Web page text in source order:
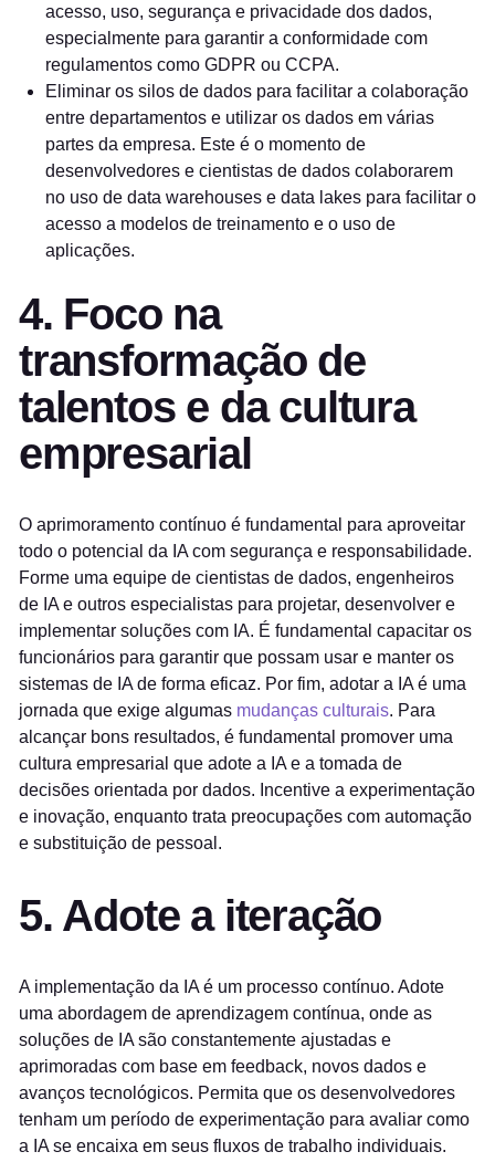
acesso, uso, segurança e privacidade dos dados,
especialmente para garantir a conformidade com
regulamentos como GDPR ou CCPA.
Eliminar os silos de dados para facilitar a colaboração
entre departamentos e utilizar os dados em várias
partes da empresa. Este é o momento de
desenvolvedores e cientistas de dados colaborarem
no uso de data warehouses e data lakes para facilitar o
acesso a modelos de treinamento e o uso de
aplicações.
4. Foco na
transformação de
talentos e da cultura
empresarial
O aprimoramento contínuo é fundamental para aproveitar
todo o potencial da IA com segurança e responsabilidade.
Forme uma equipe de cientistas de dados, engenheiros
de IA e outros especialistas para projetar, desenvolver e
implementar soluções com IA. É fundamental capacitar os
funcionários para garantir que possam usar e manter os
sistemas de IA de forma eficaz. Por fim, adotar a IA é uma
jornada que exige algumas mudanças culturais. Para
alcançar bons resultados, é fundamental promover uma
cultura empresarial que adote a IA e a tomada de
decisões orientada por dados. Incentive a experimentação
e inovação, enquanto trata preocupações com automação
e substituição de pessoal.
5. Adote a iteração
A implementação da IA é um processo contínuo. Adote
uma abordagem de aprendizagem contínua, onde as
soluções de IA são constantemente ajustadas e
aprimoradas com base em feedback, novos dados e
avanços tecnológicos. Permita que os desenvolvedores
tenham um período de experimentação para avaliar como
a IA se encaixa em seus fluxos de trabalho individuais.